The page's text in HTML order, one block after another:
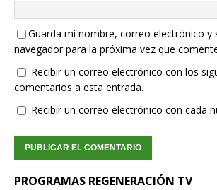
Guarda mi nombre, correo electrónico y
navegador para la próxima vez que
Recibir un correo electrónico con los
comentarios a esta entrada.
Recibir un correo electrónico con cada
PROGRAMAS REGENERACIÓN TV